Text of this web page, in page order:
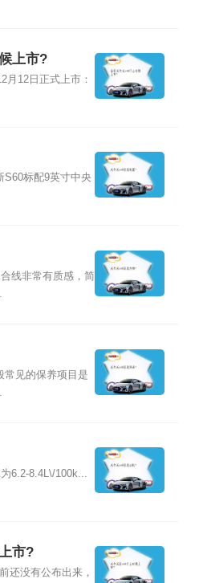
上市?
月12日正式上市：
S60标配9英寸中央
线非常有质感，简
常见的保养项目是
6.2-8.4L\/100k...
市?
还没有公布出来，